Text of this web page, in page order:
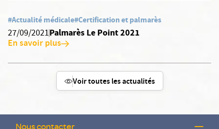
#Actualité médicale#Certification et palmarès
27/09/2021Palmarès Le Point 2021
En savoir plus
Voir toutes les actualités
Nous contacter